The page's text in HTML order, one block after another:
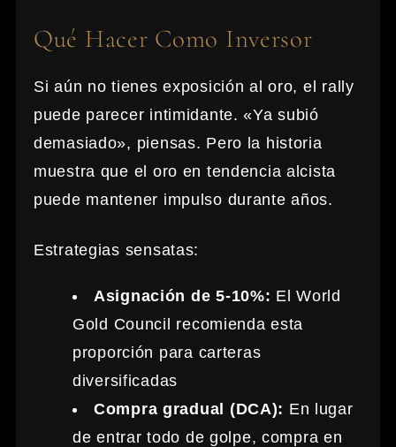
Qué Hacer Como Inversor
Si aún no tienes exposición al oro, el rally
puede parecer intimidante. «Ya subió
demasiado», piensas. Pero la historia
muestra que el oro en tendencia alcista
puede mantener impulso durante años.
Estrategias sensatas:
Asignación de 5-10%: El World
Gold Council recomienda esta
proporción para carteras
diversificadas
Compra gradual (DCA): En lugar
de entrar todo de golpe, compra en